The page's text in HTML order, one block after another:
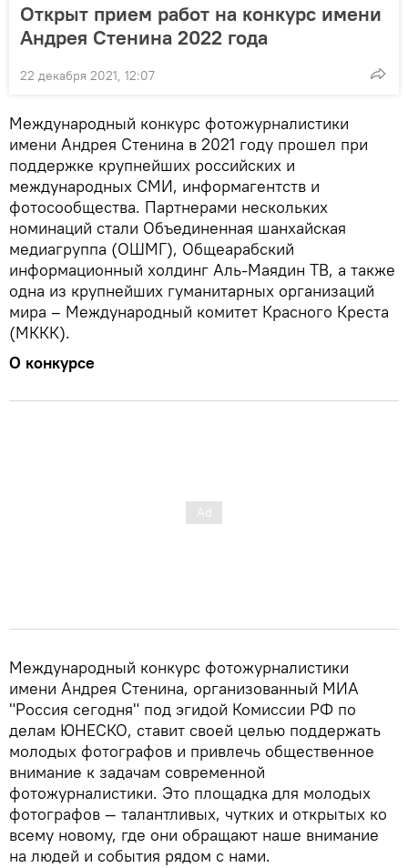
Открыт прием работ на конкурс имени
Андрея Стенина 2022 года
22 декабря 2021, 12:07
Международный конкурс фотожурналистики
имени Андрея Стенина в 2021 году прошел при
поддержке крупнейших российских и
международных СМИ, информагентств и
фотосообщества. Партнерами нескольких
номинаций стали Объединенная шанхайская
медиагруппа (ОШМГ), Общеарабский
информационный холдинг Аль-Маядин ТВ, а также
одна из крупнейших гуманитарных организаций
мира – Международный комитет Красного Креста
(МККК).
О конкурсе
Международный конкурс фотожурналистики
имени Андрея Стенина, организованный МИА
"Россия сегодня" под эгидой Комиссии РФ по
делам ЮНЕСКО, ставит своей целью поддержать
молодых фотографов и привлечь общественное
внимание к задачам современной
фотожурналистики. Это площадка для молодых
фотографов — талантливых, чутких и открытых ко
всему новому, где они обращают наше внимание
на людей и события рядом с нами.